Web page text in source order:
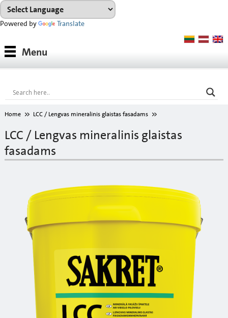
Powered by Translate
Medžiagos
Medžiagų grupės
Konsultacijos
Nuoma
ATSISIŲSTI
Spalvų paletė
Menu
Home LCC / Lengvas mineralinis glaistas fasadams
LCC / Lengvas mineralinis glaistas
fasadams